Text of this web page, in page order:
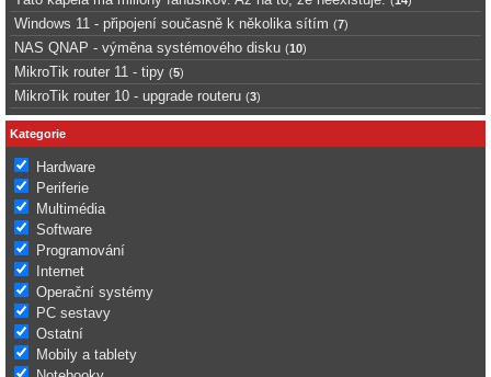
Windows 11 - připojení současně k několika sítím (7)
NAS QNAP - výměna systémového disku (10)
MikroTik router 11 - tipy (5)
MikroTik router 10 - upgrade routeru (3)
Kategorie
Hardware
Periferie
Multimédia
Software
Programování
Internet
Operační systémy
PC sestavy
Ostatní
Mobily a tablety